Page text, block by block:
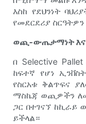
እስከ የደህንነት
የመደርደሪያ
ወጪ-ውጤታማነት እና
በ Selective
ከፍተኛ የሆነ
የስርአቱ ቅልጥፍና
ማስኬጃ ወጪዎችን
ጋር በተገናኘ ከኪራይ
ይችላል።